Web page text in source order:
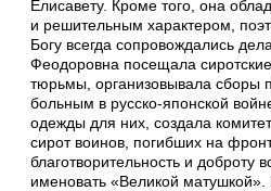
Елисавету. Кроме того, она
и решительным характером,
Богу всегда сопровождались
Феодоровна посещала
тюрьмы, организовывала
больным в русско-японской
одежды для них, создала
сирот воинов, погибших на
благотворительность и доброту
именовать «Великой матушкой».